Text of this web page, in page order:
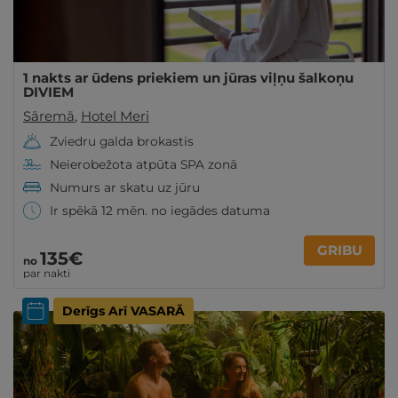
1 nakts ar ūdens priekiem un jūras viļņu šalkoņu
DIVIEM
Sāremā, Hotel Meri
Zviedru galda brokastis
Neierobežota atpūta SPA zonā
Numurs ar skatu uz jūru
Ir spēkā 12 mēn. no iegādes datuma
no 135€
par nakti
GRIBU
Derīgs Arī VASARĀ